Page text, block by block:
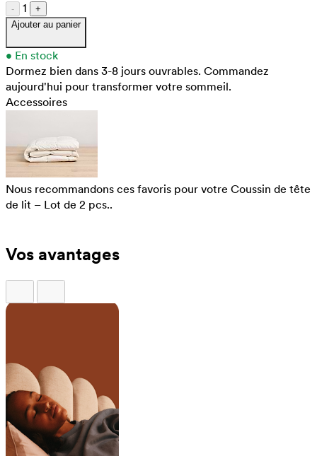
- 1
+
Ajouter au panier
• En stock
Dormez bien dans 3-8 jours ouvrables. Commandez
aujourd'hui pour transformer votre sommeil.
Accessoires
Nous recommandons ces favoris pour votre Coussin de tête
de lit – Lot de 2 pcs..
Vos avantages